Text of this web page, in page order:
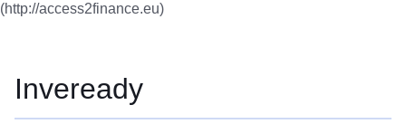
(http://access2finance.eu)
Inveready